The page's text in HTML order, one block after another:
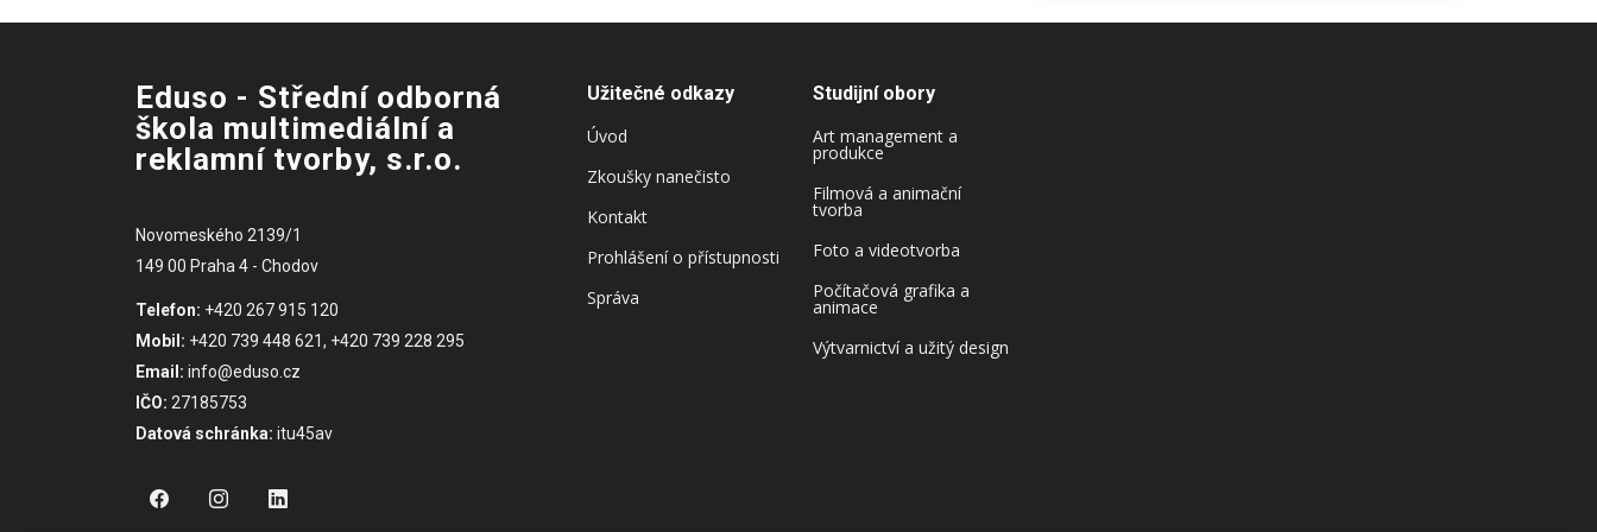
Eduso - Střední odborná
škola multimediální a
reklamní tvorby, s.r.o.
Novomeského 2139/1
149 00 Praha 4 - Chodov
Telefon: +420 267 915 120
Mobil: +420 739 448 621, +420 739 228 295
Email: info@eduso.cz
IČO: 27185753
Datová schránka: itu45av
Užitečné odkazy
Úvod
Zkoušky nanečisto
Kontakt
Prohlášení o přístupnosti
Správa
Studijní obory
Art management a
produkce
Filmová a animační
tvorba
Foto a videotvorba
Počítačová grafika a
animace
Výtvarnictví a užitý design